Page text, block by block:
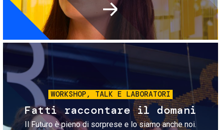
Immagine
WORKSHOP, TALK E LABORATORI
Fatti raccontare il domani
Il Futuro è pieno di sorprese e lo siamo anche noi.